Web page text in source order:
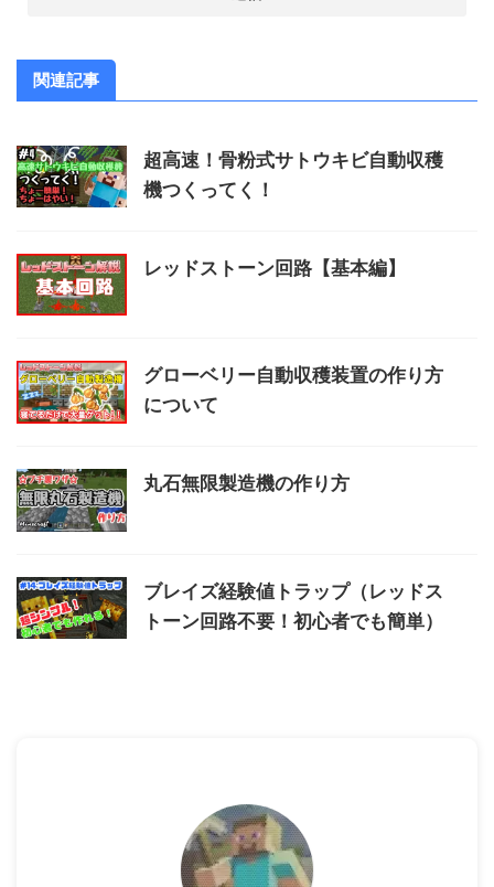
関連記事
超高速！骨粉式サトウキビ自動収穫
機つくってく！
レッドストーン回路【基本編】
グローベリー自動収穫装置の作り方
について
丸石無限製造機の作り方
ブレイズ経験値トラップ（レッドス
トーン回路不要！初心者でも簡単）